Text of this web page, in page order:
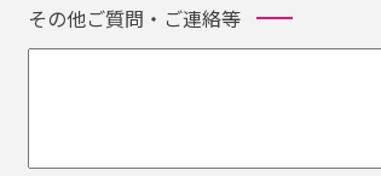
その他ご質問・ご連絡等